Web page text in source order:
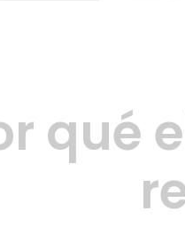
qué